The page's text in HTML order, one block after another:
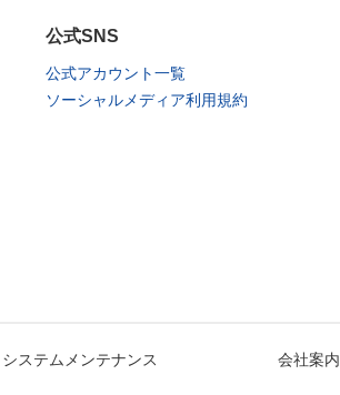
公式SNS
公式アカウント一覧
ソーシャルメディア利用規約
システムメンテナンス 会社案内